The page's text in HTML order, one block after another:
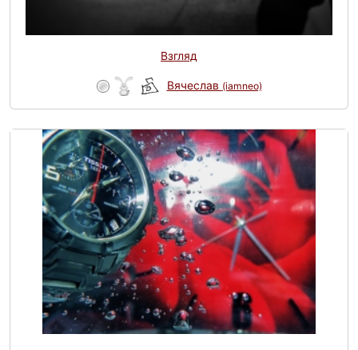
Взгляд
Вячеслав (iamneo)